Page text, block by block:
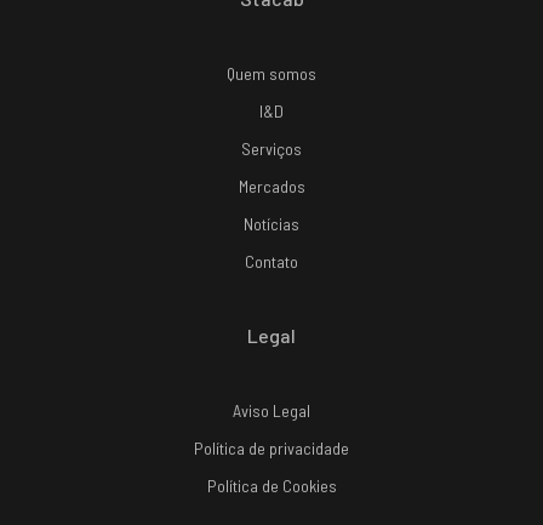
Quem somos
I&D
Serviços
Mercados
Notícias
Contato
Legal
Aviso Legal
Política de privacidade
Política de Cookies